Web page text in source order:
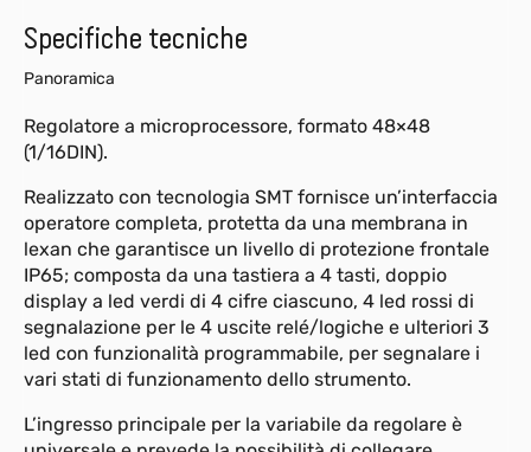
Specifiche tecniche
Panoramica
Regolatore a microprocessore, formato 48×48
(1/16DIN).
Realizzato con tecnologia SMT fornisce un’interfaccia
operatore completa, protetta da una membrana in
lexan che garantisce un livello di protezione frontale
IP65; composta da una tastiera a 4 tasti, doppio
display a led verdi di 4 cifre ciascuno, 4 led rossi di
segnalazione per le 4 uscite relé/logiche e ulteriori 3
led con funzionalità programmabile, per segnalare i
vari stati di funzionamento dello strumento.
L’ingresso principale per la variabile da regolare è